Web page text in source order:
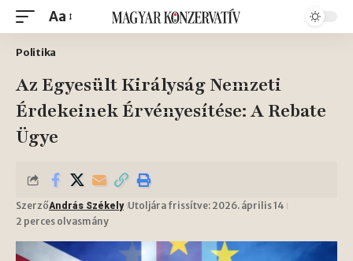
Aa
Politika
Az Egyesült Királyság Nemzeti
Érdekeinek Érvényesítése: A Rebate
Ügye
SzerzőAndrás Székely Utoljára frissítve: 2026. április 14
2 perces olvasmány